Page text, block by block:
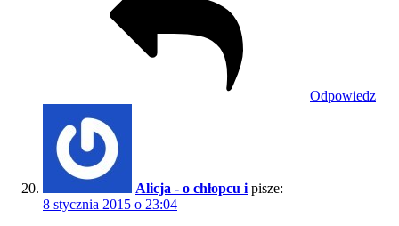
Odpowiedz
Alicja - o chłopcu i pisze:
8 stycznia 2015 o 23:04